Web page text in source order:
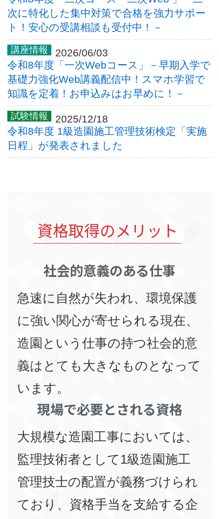
次に特化した集中対策で合格を強力サポー
ト！安心の受講相談も受付中！－
2026/06/03
令和8年度「一次Webコース」－早期入学で
基礎力強化Web講義配信中！スマホ学習で
知識を定着！お申込みはお早めに！－
2025/12/18
令和8年度 1級造園施工管理技術検定「実施
日程」が発表されました
資格取得のメリット
社会的意義のある仕事
急速に自然が失われ、環境保護
に強い関心が寄せられる現在、
造園という仕事の持つ社会的意
義はとても大きなものとなって
います。
現場で必要とされる資格
大規模な造園工事においては、
監理技術者として1級造園施工
管理技士の配置が義務づけられ
ており、資格手当を支給する企